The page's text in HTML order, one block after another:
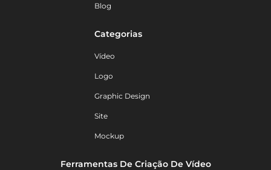
Blog
Categorias
Vídeo
Logo
Graphic Design
Site
Mockup
Ferramentas De Criação De Vídeo